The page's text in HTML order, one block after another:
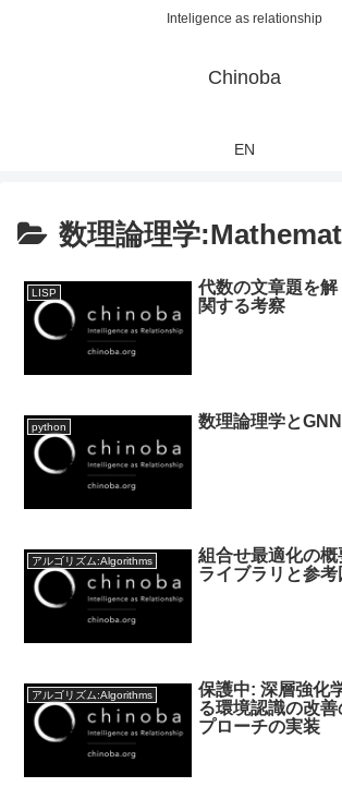
Inteligence as relationship
Chinoba
EN
数理論理学
LISP
代数の文章題を
関する考察
python 数理論理学とGNN
アルゴリズム:Algorithms
組合せ最適化の
ライブラリと参考
アルゴリズム:Algorithms
保護中: 深層強化
る環境認識の改
プローチの実装